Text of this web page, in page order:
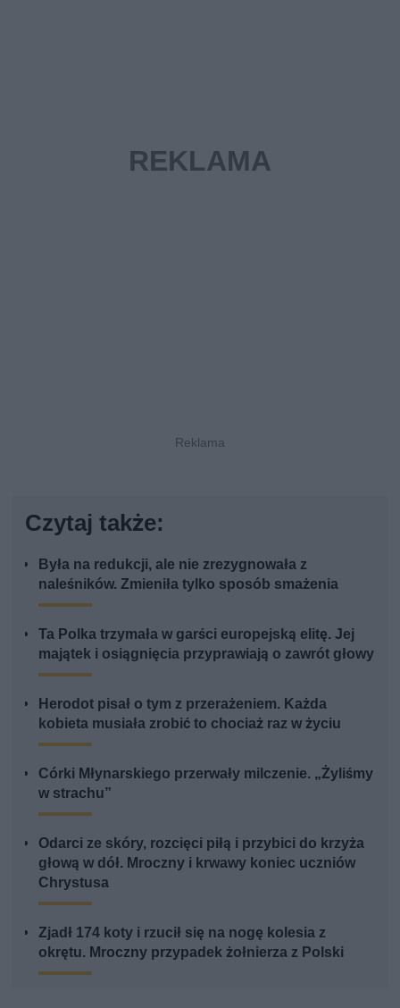
Czytaj także:
Była na redukcji, ale nie zrezygnowała z
naleśników. Zmieniła tylko sposób smażenia
Ta Polka trzymała w garści europejską elitę. Jej
majątek i osiągnięcia przyprawiają o zawrót głowy
Herodot pisał o tym z przerażeniem. Każda
kobieta musiała zrobić to chociaż raz w życiu
Córki Młynarskiego przerwały milczenie. „Żyliśmy
w strachu”
Odarci ze skóry, rozcięci piłą i przybici do krzyża
głową w dół. Mroczny i krwawy koniec uczniów
Chrystusa
Zjadł 174 koty i rzucił się na nogę kolesia z
okrętu. Mroczny przypadek żołnierza z Polski